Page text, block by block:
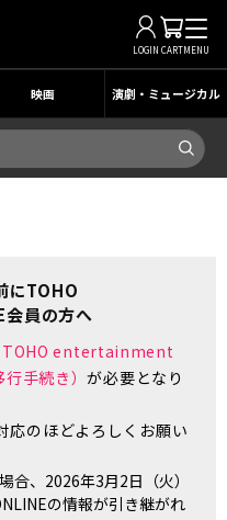
LOGIN CARTMENU
映画 演劇・ミュージカル
にTOHO
員の方へ
TOHO entertainment
行手続き）が必要となり
応のほどよろしくお願い
、2026年3月2日（火）
の情報が引き継がれ